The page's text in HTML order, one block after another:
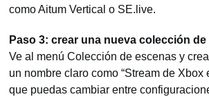
como Aitum Vertical o SE.live.
Paso 3: crear una nueva colección
Ve al menú Colección de escenas y
un nombre claro como “Stream de Xbox
que puedas cambiar entre